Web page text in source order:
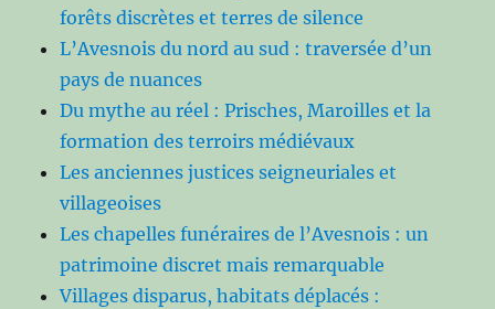
forêts discrètes et terres de silence
L’Avesnois du nord au sud : traversée d’un
pays de nuances
Du mythe au réel : Prisches, Maroilles et la
formation des terroirs médiévaux
Les anciennes justices seigneuriales et
villageoises
Les chapelles funéraires de l’Avesnois : un
patrimoine discret mais remarquable
Villages disparus, habitats déplacés :